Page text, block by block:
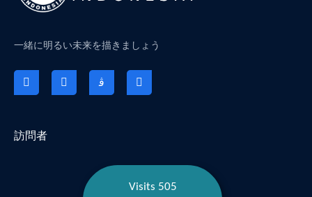
一緒に明るい未来を描きましょう
訪問者
Visits 505